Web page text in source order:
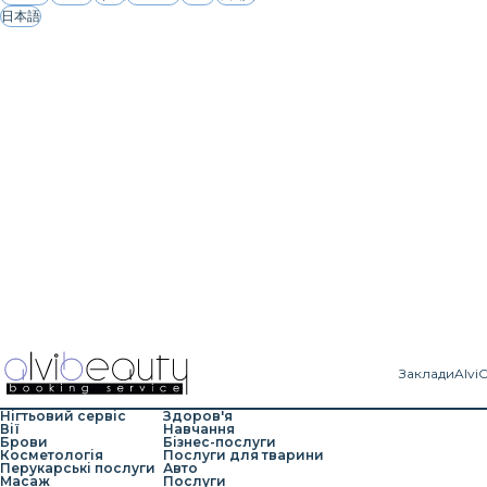
日本語
Заклади
Нігтьовий сервіс
Вії
Брови
Косметологія
Перукарські послуги
Масаж
Здоров'я
Навчання
Бізнес-послуги
Послуги для тварини
Авто
Послуги